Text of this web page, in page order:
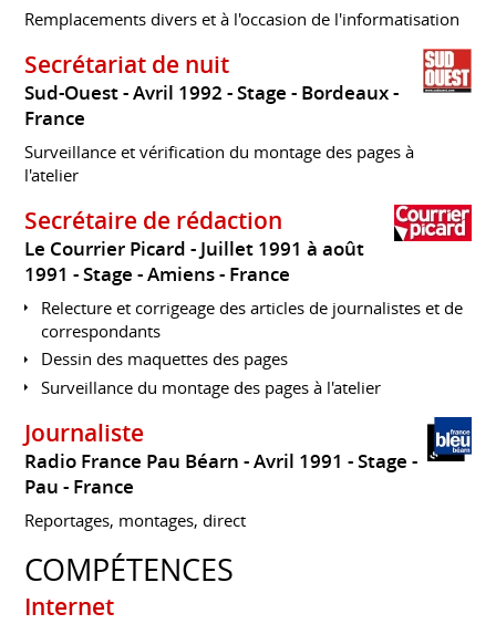
Remplacements divers et à l'occasion de l'informatisation
Secrétariat de nuit
Sud-Ouest Avril 1992 Stage
Bordeaux
France
Surveillance et vérification du montage des pages à
l'atelier
Secrétaire de rédaction
Le Courrier Picard
Juillet 1991 à août
1991 Stage Amiens France
Relecture et corrigeage des articles de journalistes et de
correspondants
Dessin des maquettes des pages
Surveillance du montage des pages à l'atelier
Journaliste
Radio France Pau Béarn Avril 1991 Stage
Pau
France
Reportages, montages, direct
COMPÉTENCES
Internet